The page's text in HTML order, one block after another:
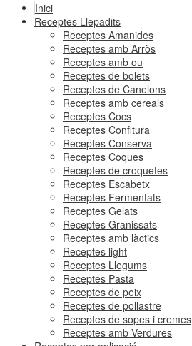
Inici
Receptes Llepadits
Receptes Amanides
Receptes amb Arròs
Receptes amb ou
Receptes de bolets
Receptes de Canelons
Receptes amb cereals
Receptes Cocs
Receptes Confitura
Receptes Conserva
Receptes Coques
Receptes de croquetes
Receptes Escabetx
Receptes Fermentats
Receptes Gelats
Receptes Granissats
Receptes amb làctics
Receptes light
Receptes Llegums
Receptes Pasta
Receptes de peix
Receptes de pollastre
Receptes de sopes i cremes
Receptes amb Verdures